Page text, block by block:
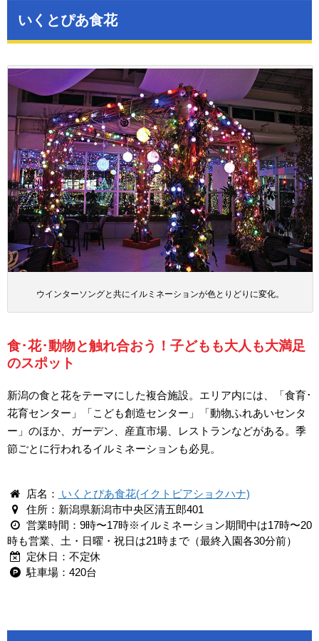
いくとぴあ食花
ウインターソングと共にイルミネーションが色とりどりに変化。
食･花･動物と触れ合おう！子どもも大人も大満足
のスポット
新潟の食と花をテーマにした複合施設。エリア内には、「食育･
花育センター」「こども創造センター」「動物ふれあいセンタ
ー」のほか、ガーデン、産直市場、レストランなどがある。季
節ごとに行われるイルミネーションも必見。
店名：
いくとぴあ食花(イクトピアショクハナ)
住所：新潟県新潟市中央区清五郎401
営業時間：9時〜17時※イルミネーション期間中は17時〜20
時も営業、土・日曜・祝日は21時まで（最終入園各30分前）
定休日：不定休
駐車場：420台